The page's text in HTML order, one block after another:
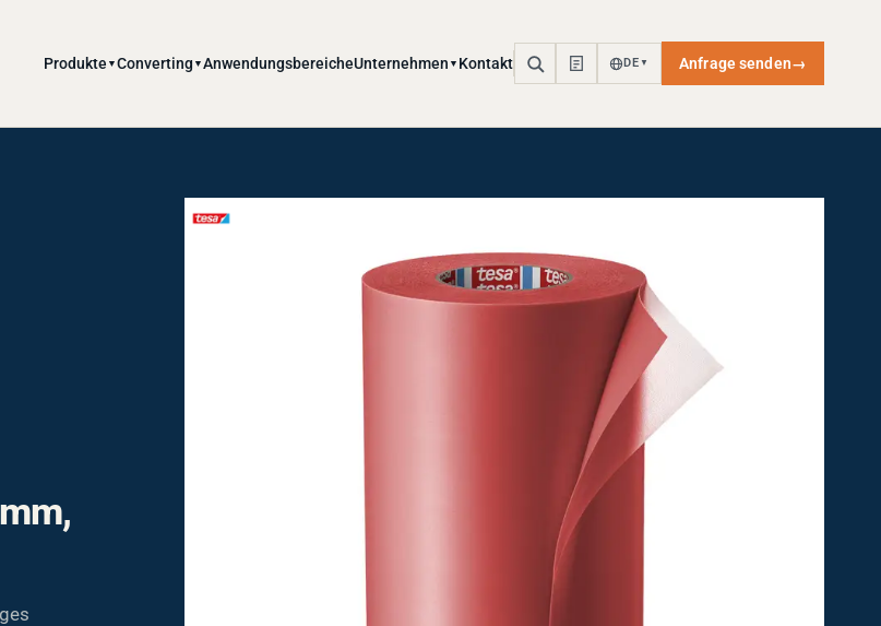
Produkte ▼Converting ▼ AnwendungsbereicheUnternehmen ▼ Kontakt DE ▼ Anfrage senden→